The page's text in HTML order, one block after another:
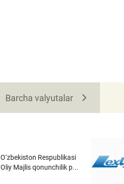
Barcha valyutalar
O‘zbekiston Respublikasi
Oliy Majlis qonunchilik p...